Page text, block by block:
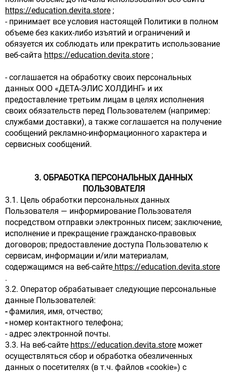
https://education.devita.store ;
- принимает все условия настоящей Политики в полном
объеме без каких-либо изъятий и ограничений и
обязуется их соблюдать или прекратить использование
веб-сайта https://education.devita.store ;
- соглашается на обработку своих персональных
данных ООО «ДЕТА-ЭЛИС ХОЛДИНГ» и их
предоставление третьим лицам в целях исполнения
своих обязательств перед Пользователем (например:
службами доставки), а также соглашается на получение
сообщений рекламно-информационного характера и
сервисных сообщений.
3. ОБРАБОТКА ПЕРСОНАЛЬНЫХ ДАННЫХ
ПОЛЬЗОВАТЕЛЯ
3.1. Цель обработки персональных данных
Пользователя — информирование Пользователя
посредством отправки электронных писем; заключение,
исполнение и прекращение гражданско-правовых
договоров; предоставление доступа Пользователю к
сервисам, информации и/или материалам,
содержащимся на веб-сайте https://education.devita.store
.
3.2. Оператор обрабатывает следующие персональные
данные Пользователей:
-фамилия, имя, отчество;
- номер контактного телефона;
- адрес электронной почты.
3.3. На веб-сайте https://education.devita.store может
осуществляться сбор и обработка обезличенных
данных о посетителях (в т.ч. файлов «cookie») с